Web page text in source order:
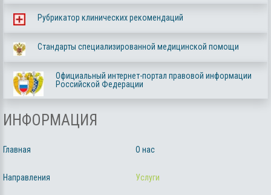
Рубрикатор клинических рекомендаций
Стандарты специализированной медицинской помощи
Официальный интернет-портал правовой информации
Российской Федерации
ИНФОРМАЦИЯ
Главная О нас
Направления Услуги